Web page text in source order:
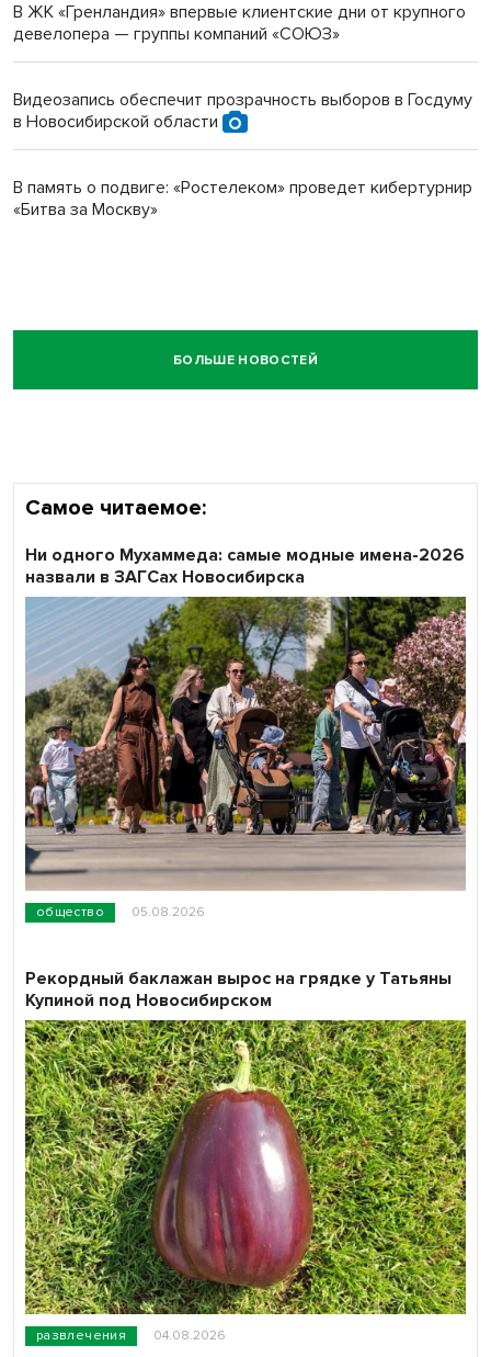
В ЖК «Гренландия» впервые клиентские дни от крупного
девелопера — группы компаний «СОЮЗ»
Видеозапись обеспечит прозрачность выборов в Госдуму
в Новосибирской области
В память о подвиге: «Ростелеком» проведет кибертурнир
«Битва за Москву»
БОЛЬШЕ НОВОСТЕЙ
Самое читаемое:
общество 05.08.2026
Ни одного Мухаммеда: самые модные имена-2026
назвали в ЗАГСах Новосибирска
развлечения 04.08.2026
Рекордный баклажан вырос на грядке у Татьяны
Купиной под Новосибирском